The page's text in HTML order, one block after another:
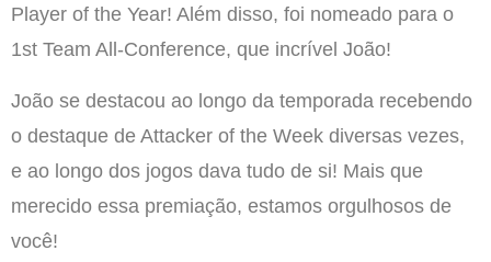
Player of the Year! Além disso, foi nomeado para o
1st Team All-Conference, que incrível João!
João se destacou ao longo da temporada recebendo
o destaque de Attacker of the Week diversas vezes,
e ao longo dos jogos dava tudo de si! Mais que
merecido essa premiação, estamos orgulhosos de
você!